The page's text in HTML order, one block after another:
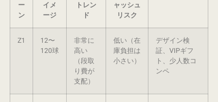
ー
ン
イメ
ージ
トレン
ド
ャッシュ
リスク
Z1
12〜
120球
非常に
高い
（段取
り費が
支配）
低い（在
庫負担は
小さい）
デザイン検
証、VIPギフ
ト、少人数コ
ンペ